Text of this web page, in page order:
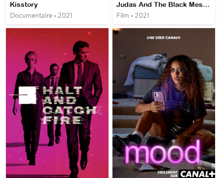
Kisstory
Documentaire • 2021
Judas And The Black Messiah
Film • 2021